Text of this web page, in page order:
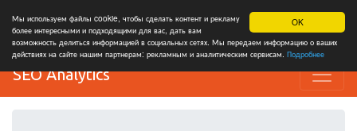
OK
Мы используем файлы cookie, чтобы сделать контент и рекламу
более интересными и подходящими для вас, дать вам
возможность делиться информацией в социальных сетях. Мы передаем информацию о ваших
действиях на сайте нашим партнерам: рекламным и аналитическим сервисам. Подробнее
SEO Analytics